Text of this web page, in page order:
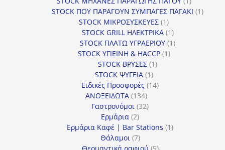
προϊόν
STOCK ΠΟΥ ΠΑΡΑΓΟΥΝ ΣΥΜΠΑΓΕΣ ΠΑΓΑΚΙ 11
STOCK ΜΙΚΡΟΣΥΣΚΕΥΕΣ 11
προϊόν
STOCK GRILL ΗΛΕΚΤΡΙΚΑ 11
προϊόν
STOCK ΠΛΑΤΩ ΥΓΡΑΕΡΙΟΥ 11
STOCK ΥΓΙΕΙΝΗ & HACCP 11
STOCK ΒΡΥΣΕΣ 11
STOCK ΨΥΓΕΙΑ 11
προϊόν
Ειδικές Προσφορές 1414
ΑΝΟΞΕΙΔΩΤΑ 134134
προϊόντα
Γαστρονόμοι 3232
Ερμάρια 22
προϊόντα
Ερμάρια Καφέ | Bar Stations 11
Θάλαμοι 77
προϊόντα
5